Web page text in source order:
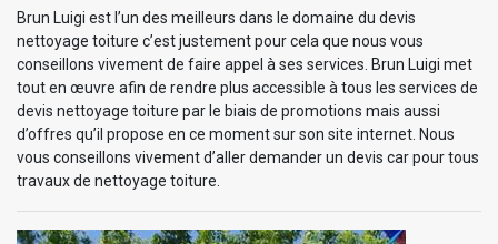
Brun Luigi est l’un des meilleurs dans le domaine du devis
nettoyage toiture c’est justement pour cela que nous vous
conseillons vivement de faire appel à ses services. Brun Luigi met
tout en œuvre afin de rendre plus accessible à tous les services de
devis nettoyage toiture par le biais de promotions mais aussi
d’offres qu’il propose en ce moment sur son site internet. Nous
vous conseillons vivement d’aller demander un devis car pour tous
travaux de nettoyage toiture.